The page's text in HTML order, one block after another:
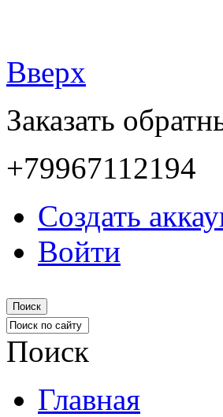
Вверх
Заказать
+79967112194
Создать
Войти
Поиск
Поиск
Главная